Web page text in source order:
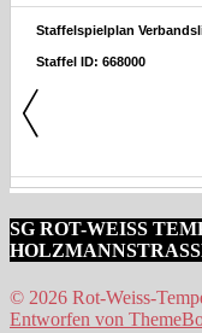
SG ROT-WEISS
© 2026 Rot-Weiss-
Entworfen von